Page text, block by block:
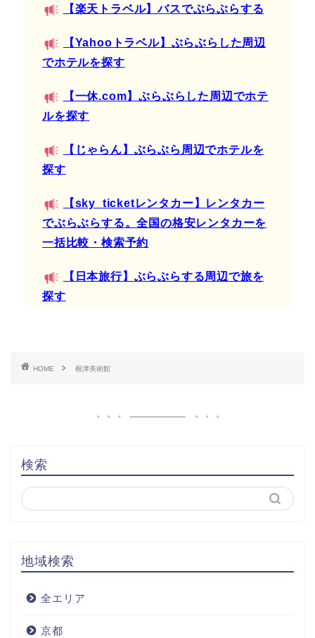
【楽天トラベル】バスでぶらぶらする
【Yahooトラベル】ぶらぶらした周辺
でホテルを探す
【一休.com】ぶらぶらした周辺でホテ
ルを探す
【じゃらん】ぶらぶら周辺でホテルを
探す
【sky_ticketレンタカー】レンタカー
でぶらぶらする。全国の格安レンタカーを
一括比較・検索予約
【日本旅行】ぶらぶらする周辺で旅を
探す
HOME 根津美術館
検索
地域検索
全エリア
京都